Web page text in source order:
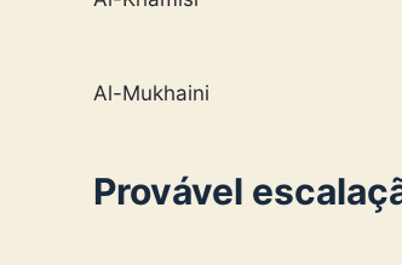
Al-Mukhaini
Provável